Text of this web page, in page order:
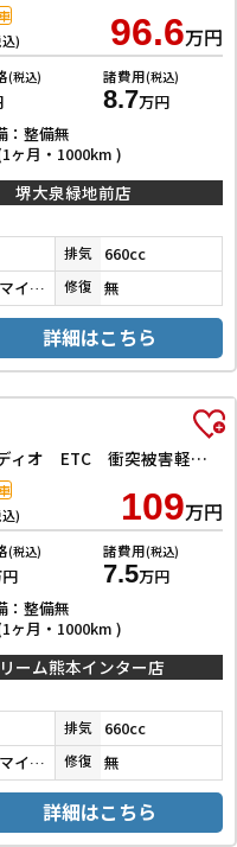
) 96.6万円
(税込) 諸費用(税込)
8.7万円
：整備無
ヶ月・1000km )
堺大泉緑地前店
排気 660cc
ブラックマイカメタリック 修復 無
詳細はこちら
L SAIII 届出済未使用車 純正オーディオ ETC 衝突被害軽減ブレーキ コーナーセンサー オートハイビーム オートライト アイドリングストップキーレス 純正フロアマット マニュアルエアコン 禁煙車
) 109万円
(税込) 諸費用(税込)
7.5万円
：整備無
ヶ月・1000km )
ーム熊本インター店
排気 660cc
ブラックマイカメタリック 修復 無
詳細はこちら